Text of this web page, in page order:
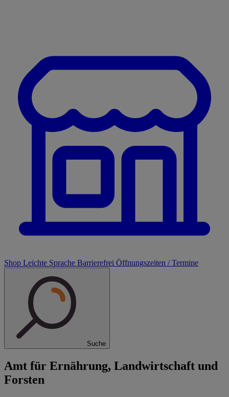
Shop Leichte Sprache Barrierefrei Öffnungszeiten / Termine
Suche
Amt für Ernährung, Landwirtschaft und
Forsten